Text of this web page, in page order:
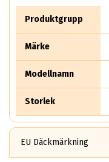
Produktgrupp
Märke
Modellnamn
Storlek
EU Däckmärkning